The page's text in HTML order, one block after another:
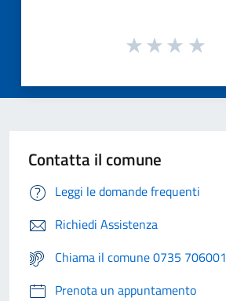
Contatta il comune
Leggi le domande frequenti
Richiedi Assistenza
Chiama il comune 0735 706001
Prenota un appuntamento